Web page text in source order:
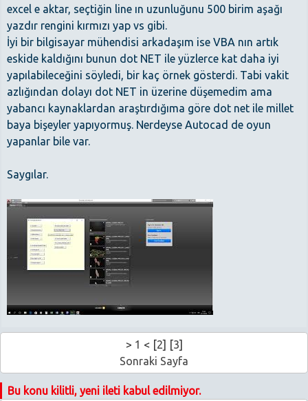
excel e aktar, seçtiğin line ın uzunluğunu 500 birim aşağı
yazdır rengini kırmızı yap vs gibi.
İyi bir bilgisayar mühendisi arkadaşım ise VBA nın artık
eskide kaldığını bunun dot NET ile yüzlerce kat daha iyi
yapılabileceğini söyledi, bir kaç örnek gösterdi. Tabi vakit
azlığından dolayı dot NET in üzerine düşemedim ama
yabancı kaynaklardan araştırdığıma göre dot net ile millet
baya bişeyler yapıyormuş. Nerdeyse Autocad de oyun
yapanlar bile var.
Saygılar.
> 1 < [2] [3]
Sonraki Sayfa
Bu konu kilitli, yeni ileti kabul edilmiyor.